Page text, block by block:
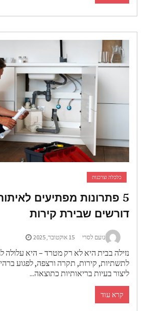
כלכלה וצרכנות
5 פתרונות מפתיעים לאיתור
שבירת קירות
נועם לסרי 15 אוקטובר, 2025
בבית היא לא רק מטרד – היא עלולה לגרום
קירות, תקרה ורצפה, לפגוע ברהיטים,
בעיות בריאותיות כתוצאה...
קרא עוד